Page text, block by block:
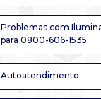
Problemas com
para 0800-606-1535
Autoatendimento